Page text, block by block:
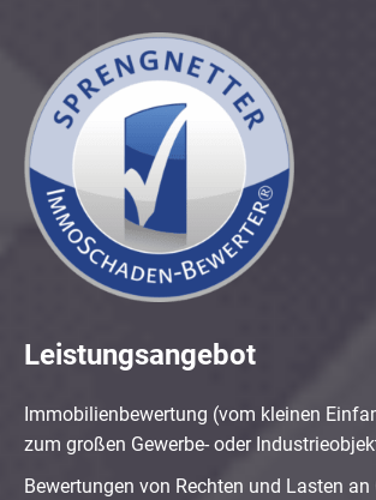
Leistungsangebot
Immobilienbewertung (vom kleinen
zum großen Gewerbe- oder
Bewertungen von Rechten und Lasten